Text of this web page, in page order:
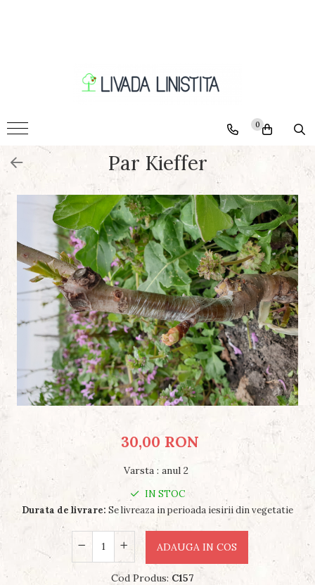
Nectarini
Pruni
Nuci
0
Par Kieffer
30,00 RON
Varsta : anul 2
IN STOC
Durata de livrare: Se livreaza in perioada iesirii din vegetatie
ADAUGA IN COS
Cod Produs: C157